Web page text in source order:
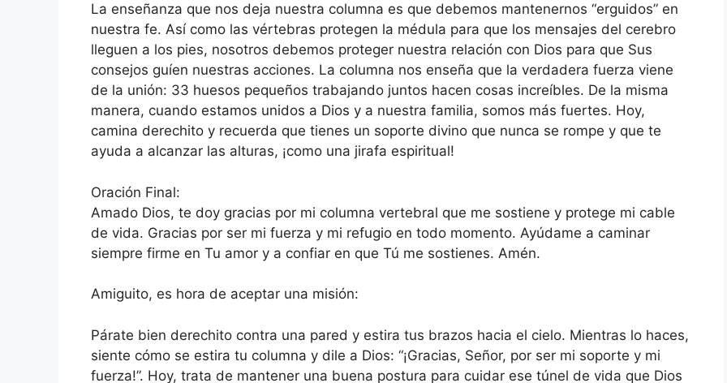
La enseñanza que nos deja nuestra columna es que debemos mantenernos “erguidos” en
nuestra fe. Así como las vértebras protegen la médula para que los mensajes del cerebro
lleguen a los pies, nosotros debemos proteger nuestra relación con Dios para que Sus
consejos guíen nuestras acciones. La columna nos enseña que la verdadera fuerza viene
de la unión: 33 huesos pequeños trabajando juntos hacen cosas increíbles. De la misma
manera, cuando estamos unidos a Dios y a nuestra familia, somos más fuertes. Hoy,
camina derechito y recuerda que tienes un soporte divino que nunca se rompe y que te
ayuda a alcanzar las alturas, ¡como una jirafa espiritual!
Oración Final:
Amado Dios, te doy gracias por mi columna vertebral que me sostiene y protege mi cable
de vida. Gracias por ser mi fuerza y mi refugio en todo momento. Ayúdame a caminar
siempre firme en Tu amor y a confiar en que Tú me sostienes. Amén.
Amiguito, es hora de aceptar una misión:
Párate bien derechito contra una pared y estira tus brazos hacia el cielo. Mientras lo haces,
siente cómo se estira tu columna y dile a Dios: “¡Gracias, Señor, por ser mi soporte y mi
fuerza!”. Hoy, trata de mantener una buena postura para cuidar ese túnel de vida que Dios